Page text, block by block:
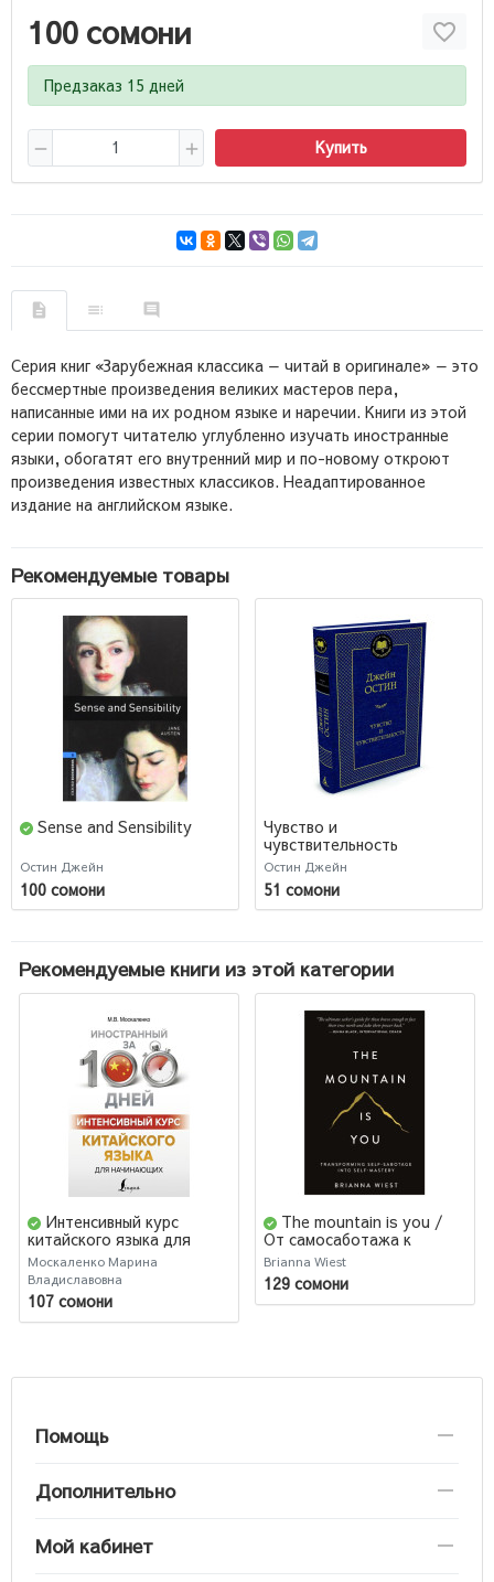
100 сомони
Предзаказ 15 дней
Купить
Серия книг «Зарубежная классика — читай в оригинале» — это
бессмертные произведения великих мастеров пера,
написанные ими на их родном языке и наречии. Книги из этой
серии помогут читателю углубленно изучать иностранные
языки, обогатят его внутренний мир и по-новому откроют
произведения известных классиков. Неадаптированное
издание на английском языке.
Рекомендуемые товары
Sense and Sensibility
Остин Джейн
100 сомони
Чувство и
чувствительность
Остин Джейн
51 сомони
Рекомендуемые книги из этой категории
Интенсивный курс
китайского языка для
начинающих
Москаленко Марина
Владиславовна
107 сомони
The mountain is you /
От самосаботажа к
саморазвитию
Brianna Wiest
129 сомони
Помощь
Дополнительно
Мой кабинет